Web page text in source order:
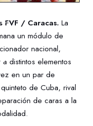
FVF / Caracas. La
un módulo de
nacional,
distintos elementos
en un par de
de Cuba, rival
de caras a la